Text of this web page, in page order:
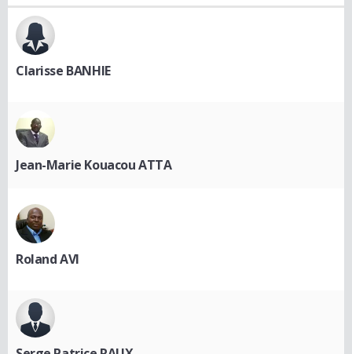
Clarisse BANHIE
Jean-Marie Kouacou ATTA
Roland AVI